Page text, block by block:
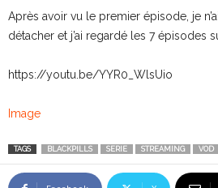
Après avoir vu le premier épisode, je
détacher et j’ai regardé les 7 épisodes
https://youtu.be/YYR0_WlsUio
Image
TAGS BLACKPILLS SERIE STREAMING VOD